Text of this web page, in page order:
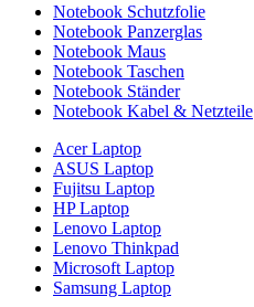
Notebook Schutzfolie
Notebook Panzerglas
Notebook Maus
Notebook Taschen
Notebook Ständer
Notebook Kabel & Netzteile
Acer Laptop
ASUS Laptop
Fujitsu Laptop
HP Laptop
Lenovo Laptop
Lenovo Thinkpad
Microsoft Laptop
Samsung Laptop